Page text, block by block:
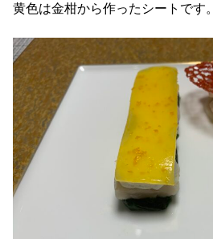
黄色は金柑から作ったシートです。